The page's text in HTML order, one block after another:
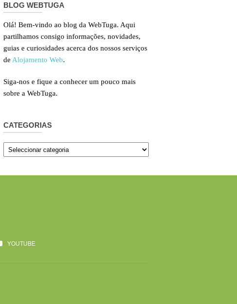
BLOG WEBTUGA
Olá! Bem-vindo ao blog da WebTuga. Aqui
partilhamos consigo informações, novidades,
guias e curiosidades acerca dos nossos serviços
de Alojamento Web.
Siga-nos e fique a conhecer um pouco mais
sobre a WebTuga.
CATEGORIAS
Categorias
YOUTUBE